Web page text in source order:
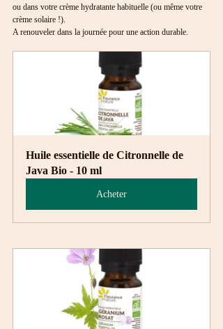
ou dans votre crème hydratante habituelle (ou même votre
crème solaire !).
A renouveler dans la journée pour une action durable.
Huile essentielle de Citronnelle de
Java Bio - 10 ml
Acheter